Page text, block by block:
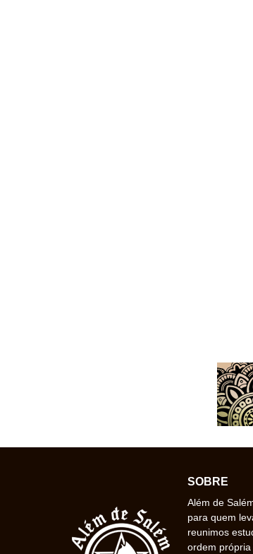
SOBRE
Além de
para quem
reunimos
ordem